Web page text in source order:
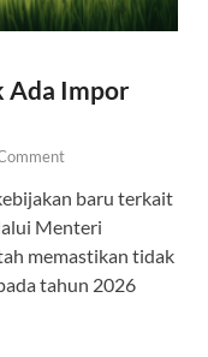
Ada Impor
baru terkait
Menteri
memastikan tidak
tahun 2026